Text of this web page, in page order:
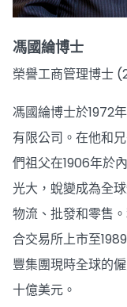
馮國綸博士
榮譽工商管理博士
馮國綸博士於1972
有限公司。在他和
們祖父在1906年於
光大，蛻變成為全
物流、批發和零售
合交易所上市至
豐集團現時全球的
十億美元。